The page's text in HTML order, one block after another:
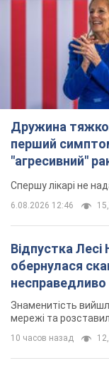
Дружина
перший
"агресивний"
Спершу лікарі не
6.08.2026 12:46
Відпустка Лесі
обернулася
несправедливо
Знаменитість
мережі та
10 часов назад